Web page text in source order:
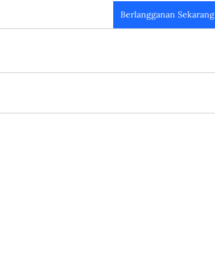
Berlangganan Sekarang